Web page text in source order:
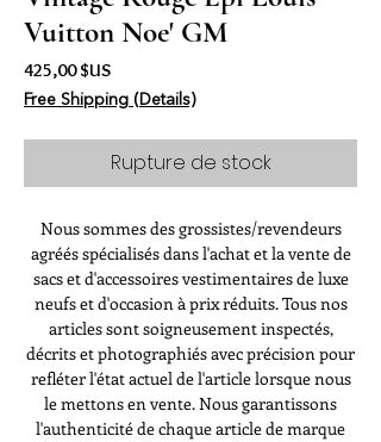
Vuitton Noe' GM
425,00 $USPrix
Free Shipping (Details)
Rupture de stock
Nous sommes des grossistes/revendeurs
agréés spécialisés dans l'achat et la vente de
sacs et d'accessoires vestimentaires de luxe
neufs et d'occasion à prix réduits. Tous nos
articles sont soigneusement inspectés,
décrits et photographiés avec précision pour
refléter l'état actuel de l'article lorsque nous
le mettons en vente. Nous garantissons
l'authenticité de chaque article de marque